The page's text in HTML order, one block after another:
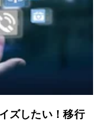
ズしたい！移行